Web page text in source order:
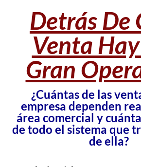
Detrás De
Venta
Gran
¿Cuántas de las
empresa dependen
área comercial y
de todo el sistema que
de ella?